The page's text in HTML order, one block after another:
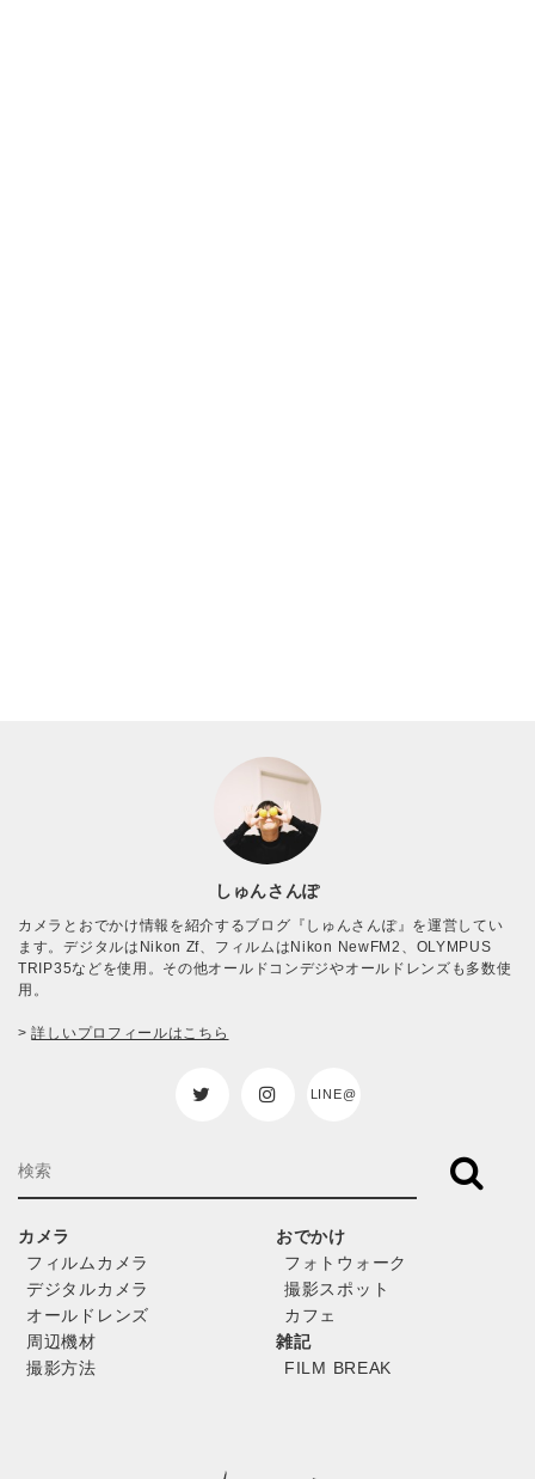
しゅんさんぽ
カメラとおでかけ情報を紹介するブログ『しゅんさんぽ』を運営してい
ます。デジタルはNikon Zf、フィルムはNikon NewFM2、OLYMPUS
TRIP35などを使用。その他オールドコンデジやオールドレンズも多数使
用。
>詳しいプロフィールはこちら
LINE@
カメラ
フィルムカメラ
デジタルカメラ
オールドレンズ
周辺機材
撮影方法
おでかけ
フォトウォーク
撮影スポット
カフェ
雑記
FILM BREAK